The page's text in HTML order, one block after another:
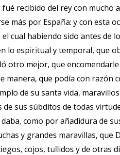
fué recibido del rey con mucho
más por España: y con esta
cual habiendo sido antes de
lo espiritual y temporal, que
otro mejor, que
manera, que podía con
de su santa vida,
de sus súbditos de todas
como por añadidura de
y grandes maravillas,
cojos, tullidos y de otras